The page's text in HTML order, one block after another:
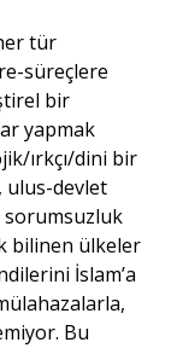
tür
süreçlere
bir
yapmak
ırkçı/dini bir
ulus-devlet
sorumsuzluk
bilinen ülkeler
İslam’a
Bu